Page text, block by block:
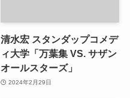
清水宏 スタンダップコメデ
ィ大学「万葉集 VS. サザン
オールスターズ」
2024年2月29日